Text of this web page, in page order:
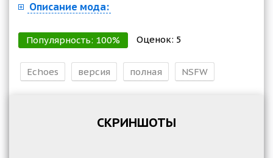
Описание мода:
Популярность: 100% Оценок: 5
Echoes версия полная NSFW
СКРИНШОТЫ